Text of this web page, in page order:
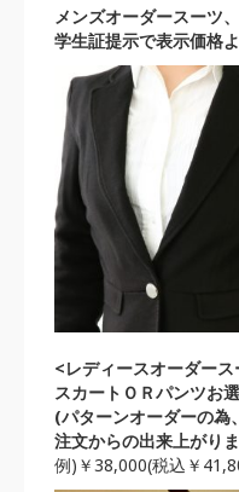
メンズオーダースーツ
学生証提示で表示価格
<レディースオーダース
スカートＯＲパンツお
(パターンオーダーの為
注文からの出来上がりま
例)￥38,000(税込￥